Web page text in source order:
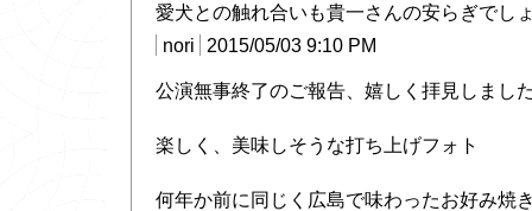
愛犬との触れ合いも貴一さんの安らぎでし
nori
2015/05/03 9:10 PM
公演無事終了のご報告、嬉しく拝見しまし
楽しく、美味しそうな打ち上げフォト
何年か前に同じく広島で味わったお好み焼